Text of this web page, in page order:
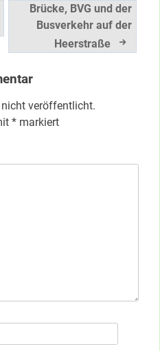
Brücke, BVG und der
Busverkehr auf der
Heerstraße
nicht veröffentlicht.
* markiert